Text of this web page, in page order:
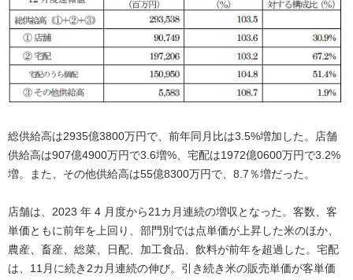
総供給高は2935億3800万円で、前年同月比は3.5%増加した。店舗
供給高は907億4900万円で3.6増%、宅配は1972億0600万円で3.2%
増。また、その他供給高は55億8300万円で、8.7％増だった。
店舗は、2023 年 4 月度から21カ月連続の増収となった。客数、客
単価ともに前年を上回り、部門別では点単価が上昇した米のほか、
農産、畜産、総菜、日配、加工食品、飲料が前年を超過した。宅配
は、11月に続き2カ月連続の伸び。引き続き米の販売単価が客単価